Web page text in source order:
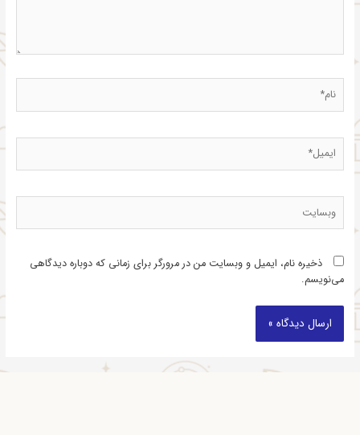
ذخیره نام، ایمیل و وبسایت من در مرورگر برای زمانی که دوباره دیدگاهی
می‌نویسم.